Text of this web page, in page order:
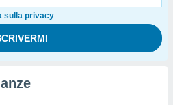
sulla privacy